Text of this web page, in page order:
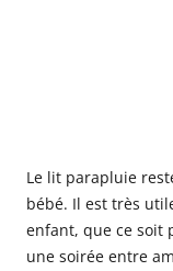
Le lit parapluie
bébé. Il est très
enfant, que ce soit
une soirée entre